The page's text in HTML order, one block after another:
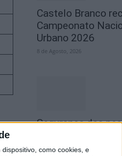
como cookies, e
Castelo Branco
Campeonato
Urbano 2026
8 de Agosto, 2026
Segurança das
do abastecimento
justificam